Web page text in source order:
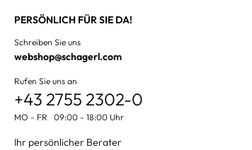
PERSÖNLICH FÜR SIE DA!
Schreiben Sie uns
webshop@schagerl.com
Rufen Sie uns an
+43 2755 2302-0
MO - FR 09:00 - 18:00 Uhr
Ihr persönlicher Berater